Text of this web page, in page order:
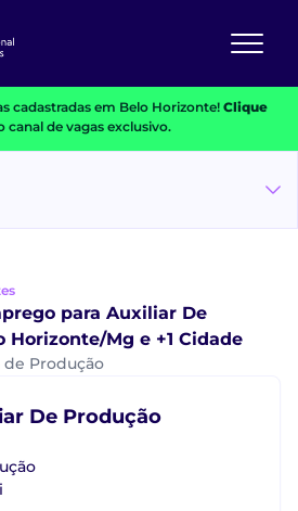
cadastradas em Belo Horizonte! Clique
canal de vagas exclusivo.
para Auxiliar De
Horizonte/Mg e +1 Cidade
de Produção
De Produção